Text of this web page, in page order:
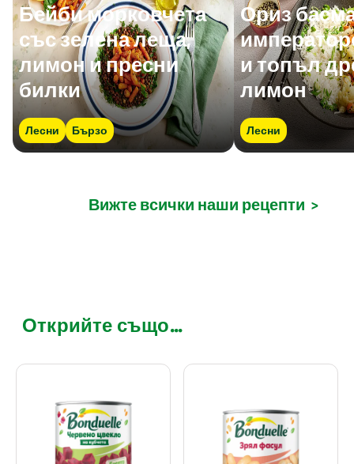
Бейби морковчета
със зелена леща,
лимон и пресни
билки
Лесни Бързо
Ориз
и топъл
лимон
Лесни
Вижте всички наши рецепти >
Открийте също...